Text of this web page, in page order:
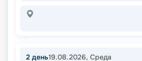
2 день19.08.2026, Среда